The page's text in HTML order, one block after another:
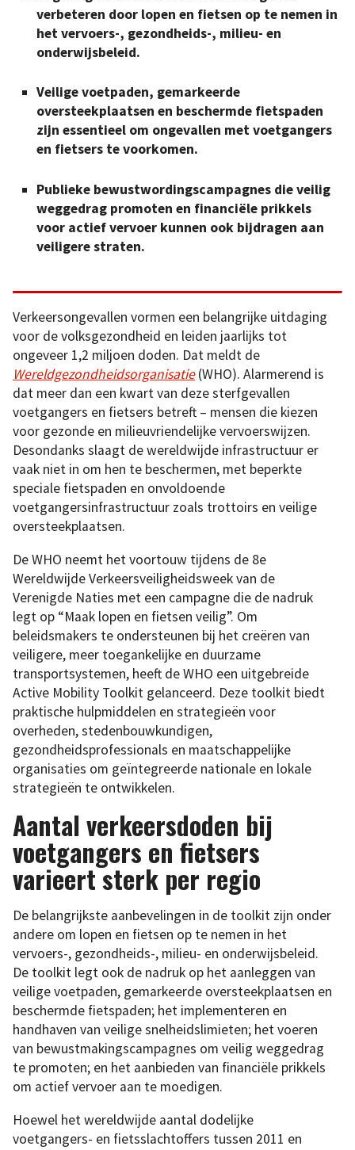
verbeteren door lopen en fietsen op te nemen in
het vervoers-, gezondheids-, milieu- en
onderwijsbeleid.
Veilige voetpaden, gemarkeerde
oversteekplaatsen en beschermde fietspaden
zijn essentieel om ongevallen met voetgangers
en fietsers te voorkomen.
Publieke bewustwordingscampagnes die veilig
weggedrag promoten en financiële prikkels
voor actief vervoer kunnen ook bijdragen aan
veiligere straten.
Verkeersongevallen vormen een belangrijke uitdaging
voor de volksgezondheid en leiden jaarlijks tot
ongeveer 1,2 miljoen doden. Dat meldt de
Wereldgezondheidsorganisatie(WHO). Alarmerend is
dat meer dan een kwart van deze sterfgevallen
voetgangers en fietsers betreft – mensen die kiezen
voor gezonde en milieuvriendelijke vervoerswijzen.
Desondanks slaagt de wereldwijde infrastructuur er
vaak niet in om hen te beschermen, met beperkte
speciale fietspaden en onvoldoende
voetgangersinfrastructuur zoals trottoirs en veilige
oversteekplaatsen.
De WHO neemt het voortouw tijdens de 8e
Wereldwijde Verkeersveiligheidsweek van de
Verenigde Naties met een campagne die de nadruk
legt op “Maak lopen en fietsen veilig”. Om
beleidsmakers te ondersteunen bij het creëren van
veiligere, meer toegankelijke en duurzame
transportsystemen, heeft de WHO een uitgebreide
Active Mobility Toolkit gelanceerd. Deze toolkit biedt
praktische hulpmiddelen en strategieën voor
overheden, stedenbouwkundigen,
gezondheidsprofessionals en maatschappelijke
organisaties om geïntegreerde nationale en lokale
strategieën te ontwikkelen.
Aantal verkeersdoden bij
voetgangers en fietsers
varieert sterk per regio
De belangrijkste aanbevelingen in de toolkit zijn onder
andere om lopen en fietsen op te nemen in het
vervoers-, gezondheids-, milieu- en onderwijsbeleid.
De toolkit legt ook de nadruk op het aanleggen van
veilige voetpaden, gemarkeerde oversteekplaatsen en
beschermde fietspaden; het implementeren en
handhaven van veilige snelheidslimieten; het voeren
van bewustmakingscampagnes om veilig weggedrag
te promoten; en het aanbieden van financiële prikkels
om actief vervoer aan te moedigen.
Hoewel het wereldwijde aantal dodelijke
voetgangers- en fietsslachtoffers tussen 2011 en